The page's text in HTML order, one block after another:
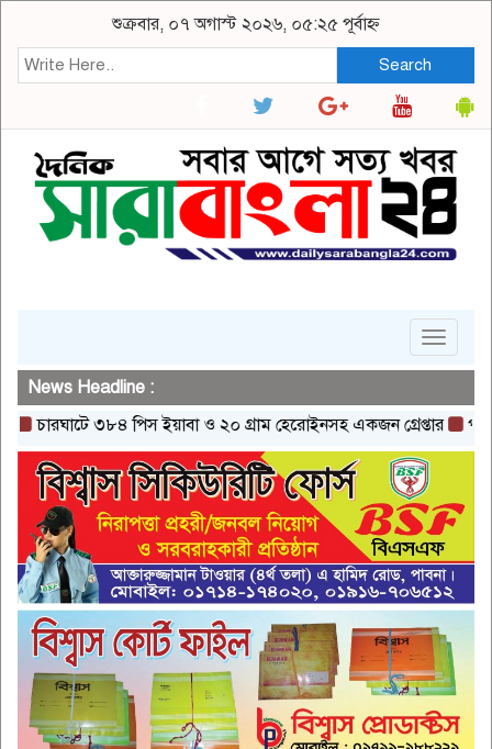
শুক্রবার, ০৭ অগাস্ট ২০২৬, ০৫:২৫ পূর্বাহ্ন
Search
Toggle
News Headline :
৩৮৪ পিস ইয়াবা ও ২০ গ্রাম হেরোইনসহ একজন গ্রেপ্তার
পাবনায়